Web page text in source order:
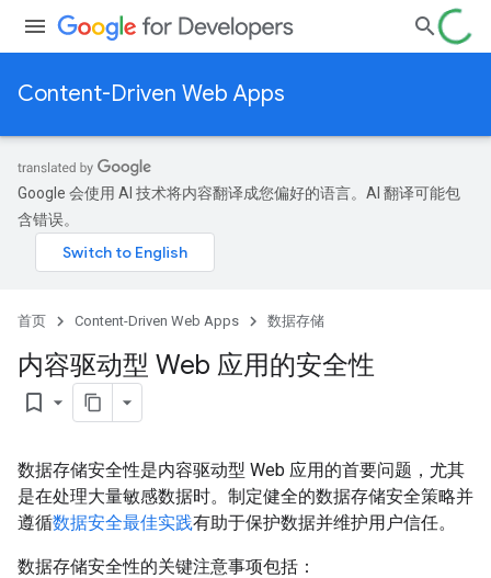
Content-Driven Web Apps
Google 会使用 AI 技术将内容翻译成您偏好的语言。AI 翻译可能包
含错误。
首页 Content-Driven Web Apps 数据存储
内容驱动型 Web 应用的安全性
bookmark_border
数据存储安全性是内容驱动型 Web 应用的首要问题，尤其
是在处理大量敏感数据时。制定健全的数据存储安全策略并
遵循数据安全最佳实践有助于保护数据并维护用户信任。
数据存储安全性的关键注意事项包括：